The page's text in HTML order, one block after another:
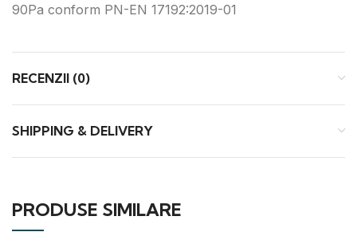
90Pa conform PN-EN 17192:2019-01
RECENZII (0)
SHIPPING & DELIVERY
PRODUSE SIMILARE